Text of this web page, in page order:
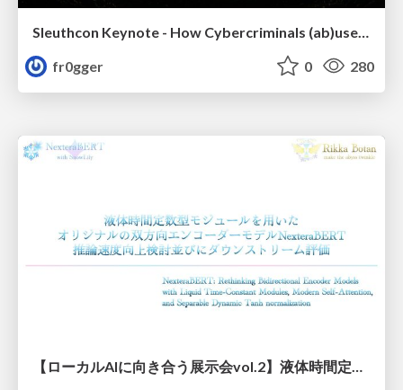
fr0gger
0 280
【ローカルAIに向き合う展示会vol.2】液体時間定数型モジュールを用いた オリジナルの双方向エンコーダーモデルNexteraBERT 推論速度向上検討並びにダウンストリーム評価